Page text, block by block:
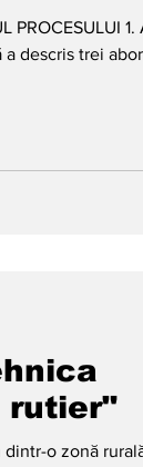
PROCESULUI
descris trei
rutier"
o zonă